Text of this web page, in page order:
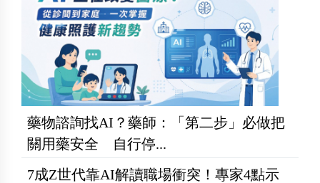
藥物諮詢找AI？藥師：「第二步」必做把
關用藥安全 自行停...
7成Z世代靠AI解讀職場衝突！專家4點示